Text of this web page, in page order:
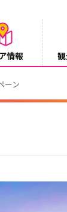
情報
ーン